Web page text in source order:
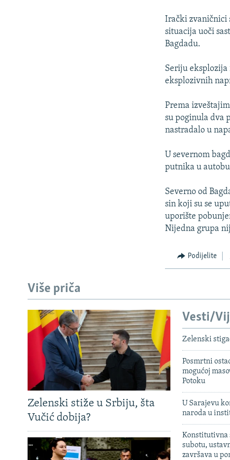
Irački zvaničnici
situacija uoči
Bagdadu.
Seriju eksplozija
eksplozivnih
Prema
su poginula dva
nastradalo u
U severnom
putnika u
Severno od
sin koji su se
uporište
Nijedna grupa
Podijelite
Više priča
Zelenski stiže u Srbiju, šta
Vučić dobija?
Vesti/
Zelenski
Posmrtni
mogućoj
Potoku
U Sarajevu
naroda u
Konstitutivna
subotu,
završava u